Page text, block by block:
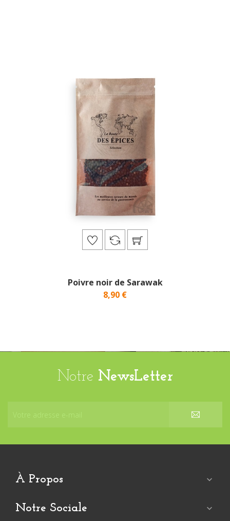
Poivre noir de Sarawak
8,90 €
Notre NewsLetter
À Propos 
Notre Sociale 